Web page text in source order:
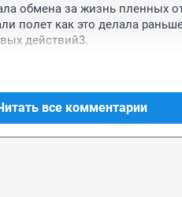
обмена за жизнь пленных
полет как это делала
действий3.
все комментарии